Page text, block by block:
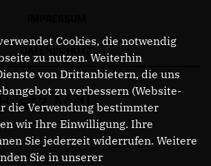
MdL
Cookies, die notwendig
zu nutzen. Weiterhin
von Drittanbietern, die uns
zu verbessern (Website-
die Verwendung bestimmter
wir Ihre Einwilligung. Ihre
Sie jederzeit widerrufen. Weitere
Sie in unserer